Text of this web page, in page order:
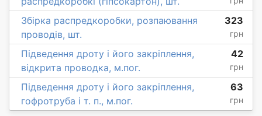
Збірка распредкоробки, розпаювання
проводів, шт.
323
грн
Підведення дроту і його закріплення,
відкрита проводка, м.пог.
42
грн
Підведення дроту і його закріплення,
гофротруба і т. п., м.пог.
63
грн